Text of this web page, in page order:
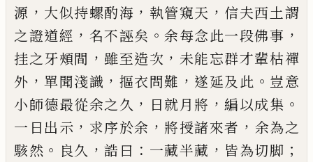
源 ， 大似持螺酌海 ， 執管窺天 ， 信夫西土謂
之證道經 ， 名不誣矣 。余每念此一段佛事 ，
挂之牙頰間 ，雖至造次 ， 未能忘群才輩枯禪
外 ，單聞淺識 ， 摳衣問難 ， 遂延及此 。 豈意
小師德最從余之久 ， 日就月將 ，編以成集 。
一日出示 ， 求序於余 ， 將授諸來者 ， 余為之
駭然 。 良久 ，誥曰 ： 一藏半藏 ， 皆為切脚 ；